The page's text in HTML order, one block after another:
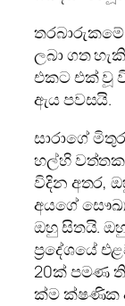
තරබාරුකමේ
ලබා ගත
එකට එක් වූ
ඇය පවසයි.
සාරාගේ
හල්හි වත්තක
විදින අතර,
අයගේ
ඔහු සිතයි.
ප්‍රදේශයේ
20ක් පමණ
ක්ම ක්ෂණික